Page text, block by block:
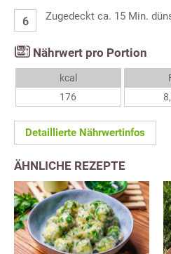
Zugedeckt ca. 15 Min.
Nährwert pro Portion
kcal
176
Detaillierte Nährwertinfos
ÄHNLICHE REZEPTE